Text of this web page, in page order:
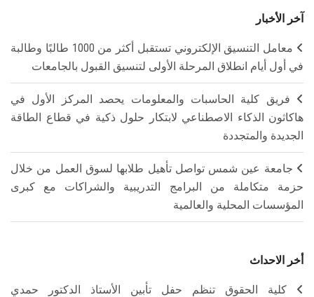
آخر الأخبار
معامل التنسيق الإلكتروني تستقبل أكثر من 1000 طالبًا وطالبة
في أول أيام انطلاق المرحلة الأولى لتنسيق القبول بالجامعات
فريق كلية الحاسبات والمعلومات يحصد المركز الأول في
هاكاثون الذكاء الاصطناعي لابتكار حلول ذكية في قطاع الطاقة
الجديدة والمتجددة
جامعة عين شمس تواصل تأهيل طلابها لسوق العمل من خلال
حزمة متكاملة من البرامج التدريبية والشراكات مع كبرى
المؤسسات المحلية والعالمية
أخر الاحداث
كلية الحقوق تنظم حفل تأبين الأستاذ الدكتور حمدي